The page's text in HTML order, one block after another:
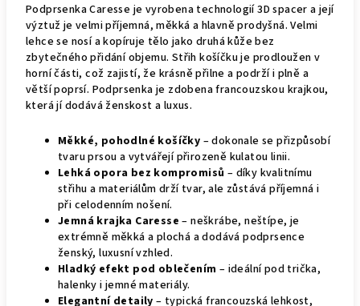
Podprsenka Caresse je vyrobena technologií 3D spacer a její
výztuž je velmi příjemná, měkká a hlavně prodyšná. Velmi
lehce se nosí a kopíruje tělo jako druhá kůže bez
zbytečného přidání objemu. Střih košíčku je prodloužen v
horní části, což zajistí, že krásně přilne a podrží i plně a
větší poprsí. Podprsenka je zdobena francouzskou krajkou,
která jí dodává ženskost a luxus.
Měkké, pohodlné košíčky – dokonale se přizpůsobí
tvaru prsou a vytvářejí přirozeně kulatou linii.
Lehká opora bez kompromisů – díky kvalitnímu
střihu a materiálům drží tvar, ale zůstává příjemná i
při celodenním nošení.
Jemná krajka Caresse – neškrábe, neštípe, je
extrémně měkká a plochá a dodává podprsence
ženský, luxusní vzhled.
Hladký efekt pod oblečením – ideální pod trička,
halenky i jemné materiály.
Elegantní detaily – typická francouzská lehkost,